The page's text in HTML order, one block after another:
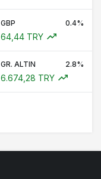
GBP 0.4%
64,44 TRY
GR. ALTIN 2.8%
6.674,28 TRY